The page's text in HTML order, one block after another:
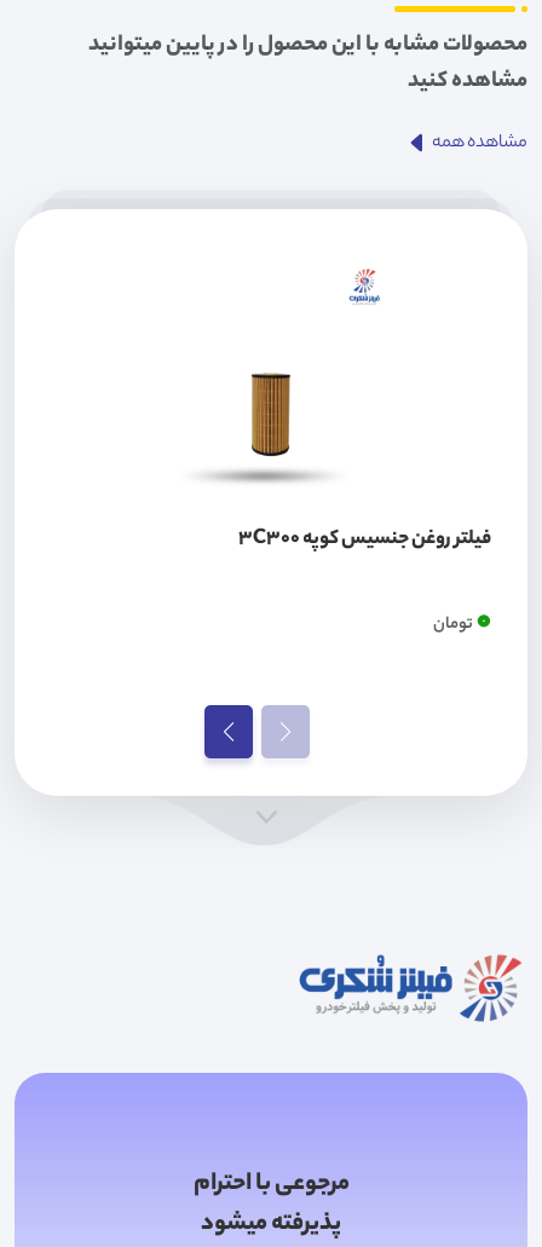
محصولات مشابه با این محصول را در پایین میتوانید
مشاهده کنید
مشاهده همه
فیلتر روغن جنسیس کوپه 3C300
0تومان
مرجوعی با احترام
پذیرفته میشود